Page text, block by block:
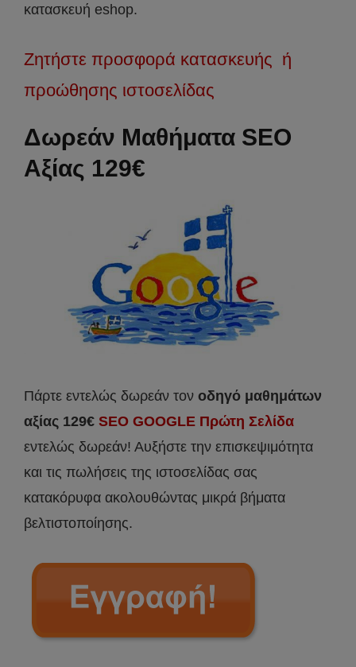
κατασκευή eshop.
Ζητήστε προσφορά κατασκευής ή
προώθησης ιστοσελίδας
Δωρεάν Μαθήματα SEO
Αξίας 129€
Πάρτε εντελώς δωρεάν τον οδηγό μαθημάτων
αξίας 129€ SEO GOOGLE Πρώτη Σελίδα
εντελώς δωρεάν! Αυξήστε την επισκεψιμότητα
και τις πωλήσεις της ιστοσελίδας σας
κατακόρυφα ακολουθώντας μικρά βήματα
βελτιστοποίησης.